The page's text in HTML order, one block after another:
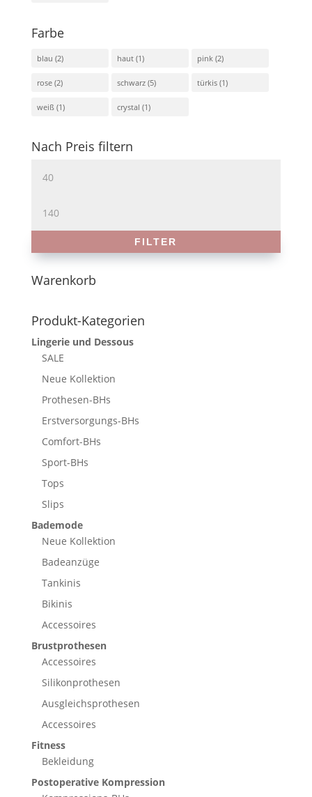
Farbe
blau (2) haut (1) pink (2)
rose (2) schwarz (5) türkis (1)
weiß (1) crystal (1)
Nach Preis filtern
FILTER
Warenkorb
Produkt-Kategorien
Lingerie und Dessous
SALE
Neue Kollektion
Prothesen-BHs
Erstversorgungs-BHs
Comfort-BHs
Sport-BHs
Tops
Slips
Bademode
Neue Kollektion
Badeanzüge
Tankinis
Bikinis
Accessoires
Brustprothesen
Accessoires
Silikonprothesen
Ausgleichsprothesen
Accessoires
Fitness
Bekleidung
Postoperative Kompression